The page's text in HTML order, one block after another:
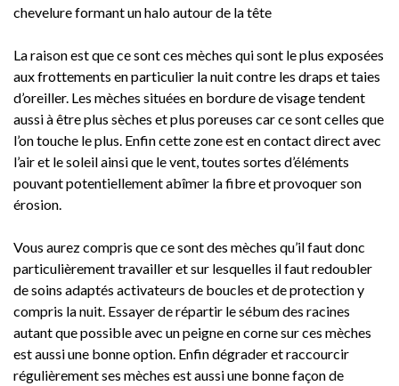
chevelure formant un halo autour de la tête
La raison est que ce sont ces mèches qui sont le plus exposées
aux frottements en particulier la nuit contre les draps et taies
d’oreiller. Les mèches situées en bordure de visage tendent
aussi à être plus sèches et plus poreuses car ce sont celles que
l’on touche le plus. Enfin cette zone est en contact direct avec
l’air et le soleil ainsi que le vent, toutes sortes d’éléments
pouvant potentiellement abîmer la fibre et provoquer son
érosion.
Vous aurez compris que ce sont des mèches qu’il faut donc
particulièrement travailler et sur lesquelles il faut redoubler
de soins adaptés activateurs de boucles et de protection y
compris la nuit. Essayer de répartir le sébum des racines
autant que possible avec un peigne en corne sur ces mèches
est aussi une bonne option. Enfin dégrader et raccourcir
régulièrement ses mèches est aussi une bonne façon de